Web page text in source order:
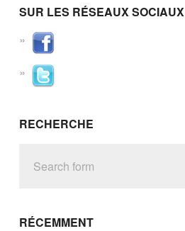
SUR LES RÉSEAUX SOCIAUX
RECHERCHE
RÉCEMMENT